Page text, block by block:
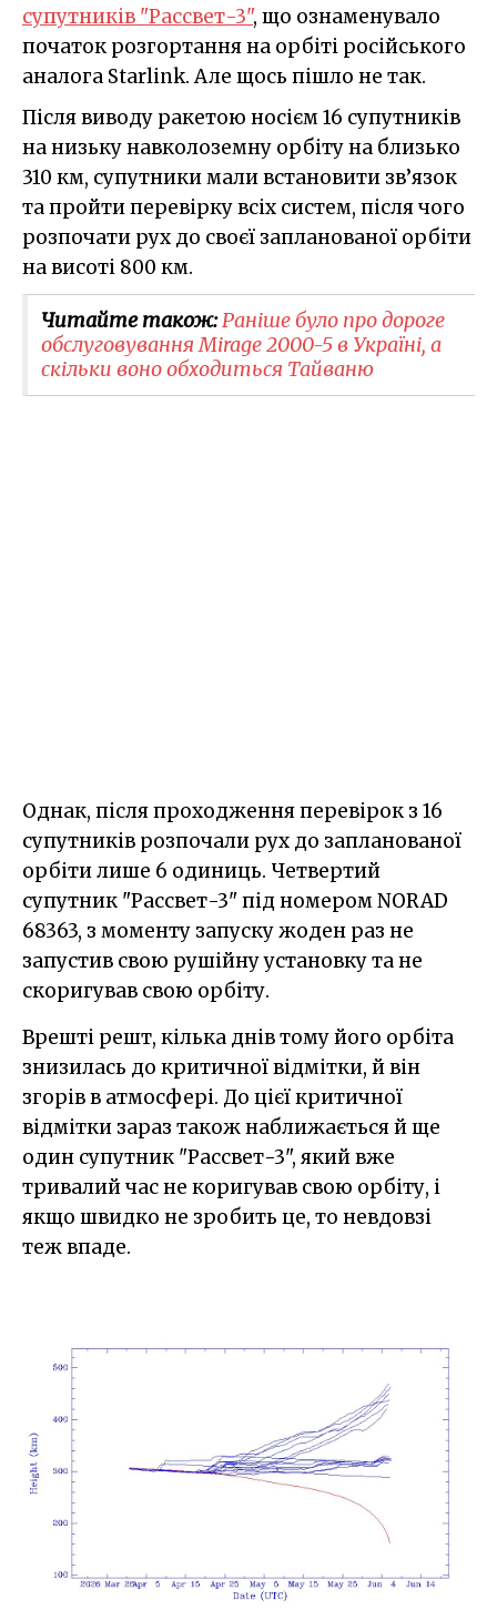
супутників "Рассвет-3", що ознаменувало
початок розгортання на орбіті російського
аналога Starlink. Але щось пішло не так.
Після виводу ракетою носієм 16 супутників
на низьку навколоземну орбіту на близько
310 км, супутники мали встановити зв’язок
та пройти перевірку всіх систем, після чого
розпочати рух до своєї запланованої орбіти
на висоті 800 км.
Читайте також:Раніше було про дороге
обслуговування Mirage 2000-5 в Україні, а
скільки воно обходиться Тайваню
Однак, після проходження перевірок з 16
супутників розпочали рух до запланованої
орбіти лише 6 одиниць. Четвертий
супутник "Рассвет-3" під номером NORAD
68363, з моменту запуску жоден раз не
запустив свою рушійну установку та не
скоригував свою орбіту.
Врешті решт, кілька днів тому його орбіта
знизилась до критичної відмітки, й він
згорів в атмосфері. До цієї критичної
відмітки зараз також наближається й ще
один супутник "Рассвет-3", який вже
тривалий час не коригував свою орбіту, і
якщо швидко не зробить це, то невдовзі
теж впаде.